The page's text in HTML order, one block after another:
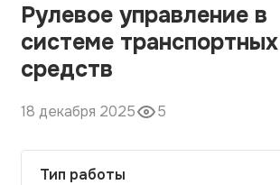
О компании
Наши гарантии
Вопросы и ответы
Контакты
Рулевое управление в
системе транспортных
средств
18 декабря 2025 5
Тип работы